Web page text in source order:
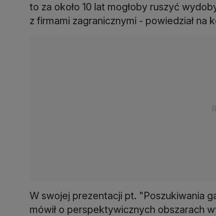
to za około 10 lat mogłoby ruszyć
z firmami zagranicznymi - powiedział na
W swojej prezentacji pt. "Poszukiwania
mówił o perspektywicznych obszarach